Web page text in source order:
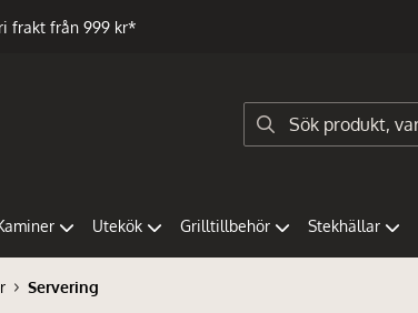
frakt från 999 kr*
Utekök Grilltillbehör Stekhällar
Servering